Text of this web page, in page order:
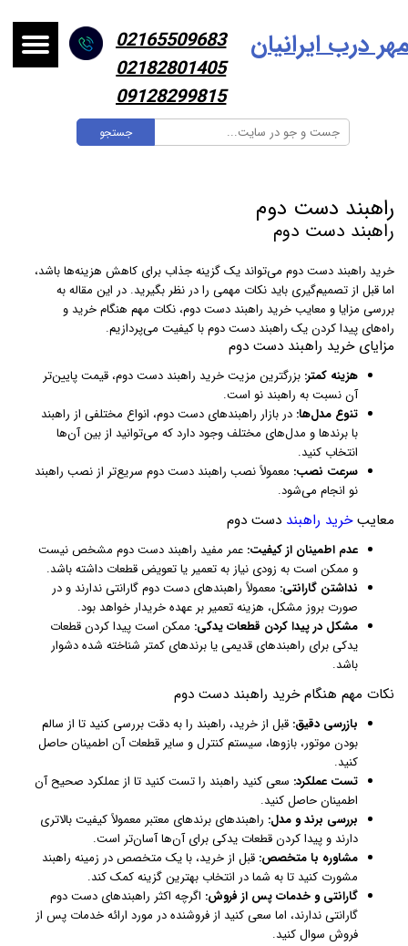
جستجو
درب ایرانیان
02165509683
02182801405
09128299815
راهبند دست دوم
راهبند دست دوم
خرید راهبند دست دوم می‌تواند یک گزینه جذاب برای کاهش هزینه‌ها باشد،
اما قبل از تصمیم‌گیری باید نکات مهمی را در نظر بگیرید. در این مقاله به
بررسی مزایا و معایب خرید راهبند دست دوم، نکات مهم هنگام خرید و
راه‌های پیدا کردن یک راهبند دست دوم با کیفیت می‌پردازیم.
مزایای خرید راهبند دست دوم
هزینه کمتر: بزرگترین مزیت خرید راهبند دست دوم، قیمت پایین‌تر
آن نسبت به راهبند نو است.
تنوع مدل‌ها: در بازار راهبندهای دست دوم، انواع مختلفی از راهبند
با برندها و مدل‌های مختلف وجود دارد که می‌توانید از بین آن‌ها
انتخاب کنید.
سرعت نصب: معمولاً نصب راهبند دست دوم سریع‌تر از نصب راهبند
نو انجام می‌شود.
معایبخرید راهبند دست دوم
عدم اطمینان از کیفیت: عمر مفید راهبند دست دوم مشخص نیست
و ممکن است به زودی نیاز به تعمیر یا تعویض قطعات داشته باشد.
نداشتن گارانتی: معمولاً راهبندهای دست دوم گارانتی ندارند و در
صورت بروز مشکل، هزینه تعمیر بر عهده خریدار خواهد بود.
مشکل در پیدا کردن قطعات یدکی: ممکن است پیدا کردن قطعات
یدکی برای راهبندهای قدیمی یا برندهای کمتر شناخته شده دشوار
باشد.
نکات مهم هنگام خرید راهبند دست دوم
بازرسی دقیق: قبل از خرید، راهبند را به دقت بررسی کنید تا از سالم
بودن موتور، بازوها، سیستم کنترل و سایر قطعات آن اطمینان حاصل
کنید.
تست عملکرد: سعی کنید راهبند را تست کنید تا از عملکرد صحیح آن
اطمینان حاصل کنید.
بررسی برند و مدل: راهبندهای برندهای معتبر معمولاً کیفیت بالاتری
دارند و پیدا کردن قطعات یدکی برای آن‌ها آسان‌تر است.
مشاوره با متخصص: قبل از خرید، با یک متخصص در زمینه راهبند
مشورت کنید تا به شما در انتخاب بهترین گزینه کمک کند.
گارانتی و خدمات پس از فروش: اگرچه اکثر راهبندهای دست دوم
گارانتی ندارند، اما سعی کنید از فروشنده در مورد ارائه خدمات پس از
فروش سوال کنید.